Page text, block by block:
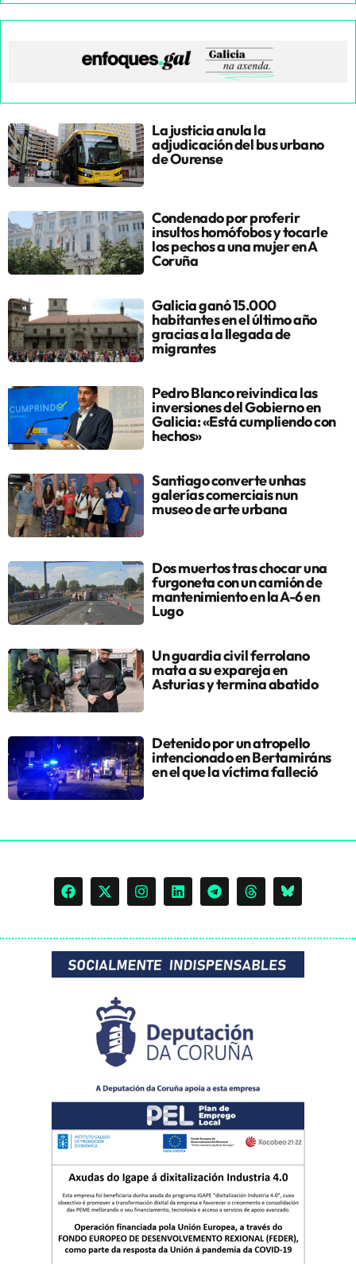
La justicia anula la
adjudicación del bus urbano
de Ourense
Condenado por proferir
insultos homófobos y tocarle
los pechos a una mujer en A
Coruña
Galicia ganó 15.000
habitantes en el último año
gracias a la llegada de
migrantes
Pedro Blanco reivindica las
inversiones del Gobierno en
Galicia: «Está cumpliendo con
hechos»
Santiago converte unhas
galerías comerciais nun
museo de arte urbana
Dos muertos tras chocar una
furgoneta con un camión de
mantenimiento en la A-6 en
Lugo
Un guardia civil ferrolano
mata a su expareja en
Asturias y termina abatido
Detenido por un atropello
intencionado en Bertamiráns
en el que la víctima falleció